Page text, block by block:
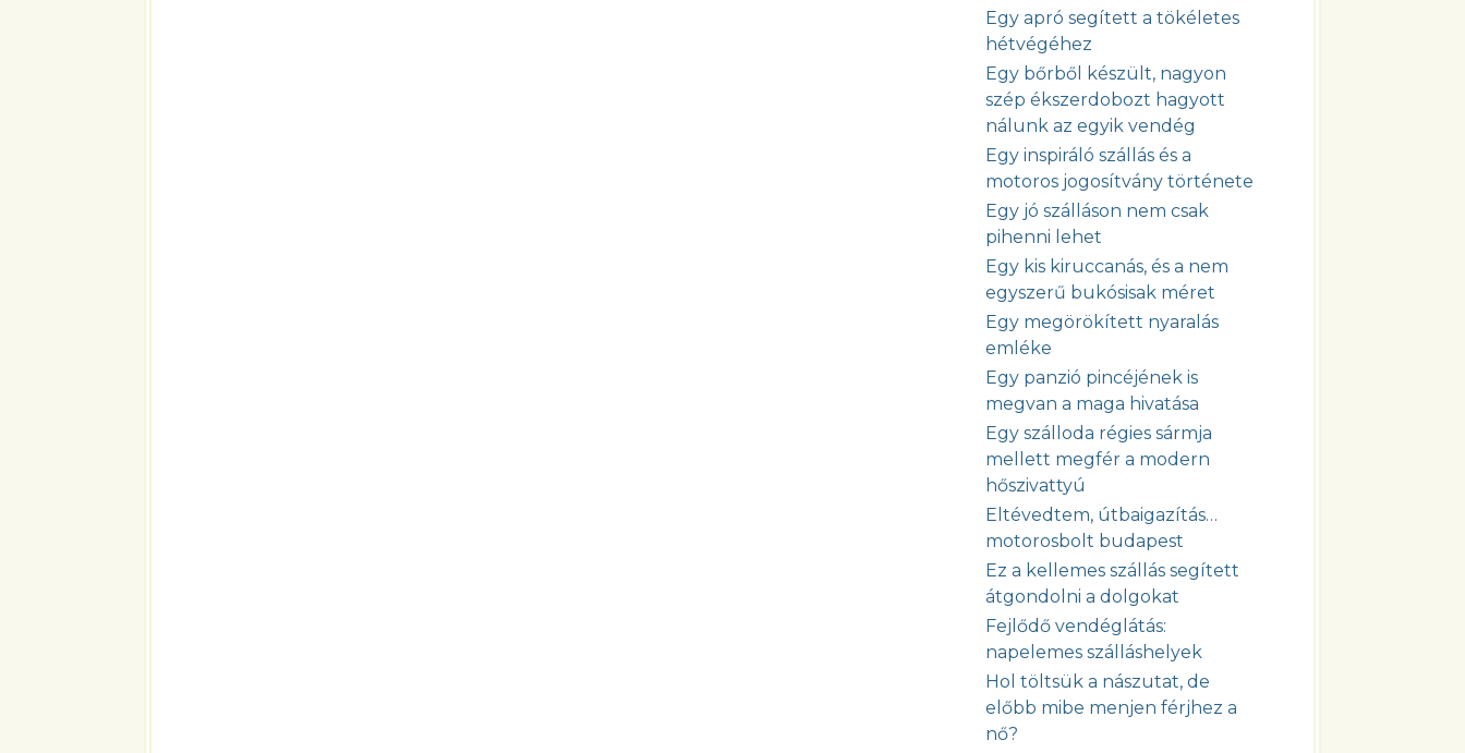
Egy apró segített a tökéletes
hétvégéhez
Egy bőrből készült, nagyon
szép ékszerdobozt hagyott
nálunk az egyik vendég
Egy inspiráló szállás és a
motoros jogosítvány története
Egy jó szálláson nem csak
pihenni lehet
Egy kis kiruccanás, és a nem
egyszerű bukósisak méret
Egy megörökített nyaralás
emléke
Egy panzió pincéjének is
megvan a maga hivatása
Egy szálloda régies sármja
mellett megfér a modern
hőszivattyú
Eltévedtem, útbaigazítás…
motorosbolt budapest
Ez a kellemes szállás segített
átgondolni a dolgokat
Fejlődő vendéglátás:
napelemes szálláshelyek
Hol töltsük a nászutat, de
előbb mibe menjen férjhez a
nő?